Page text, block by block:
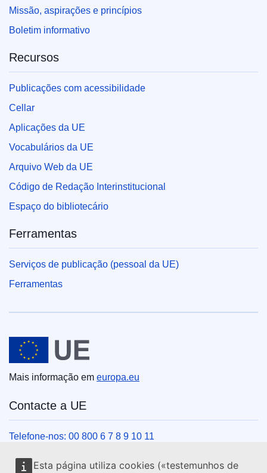
Esta página utiliza cookies («testemunhos de
Missão, aspirações e princípios
Boletim informativo
Recursos
Publicações com acessibilidade
Cellar
Aplicações da UE
Vocabulários da UE
Arquivo Web da UE
Código de Redação Interinstitucional
Espaço do bibliotecário
Ferramentas
Serviços de publicação (pessoal da UE)
Ferramentas
União Europeia
Mais informação em europa.eu
Contacte a UE
Telefone-nos: 00 800 6 7 8 9 10 11
Veja outros contactos telefónicos